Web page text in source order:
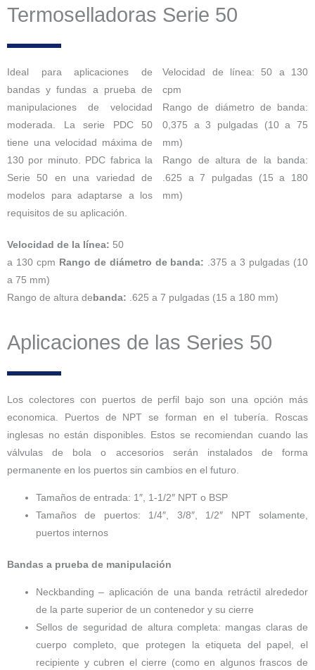
Termoselladoras Serie 50
Ideal para aplicaciones de
bandas y fundas a prueba de
manipulaciones de velocidad
moderada. La serie PDC 50
tiene una velocidad máxima de
130 por minuto. PDC fabrica la
Serie 50 en una variedad de
modelos para adaptarse a los
requisitos de su aplicación.
Velocidad de línea: 50 a 130
cpm
Rango de diámetro de banda:
0,375 a 3 pulgadas (10 a 75
mm)
Rango de altura de la banda:
.625 a 7 pulgadas (15 a 180
mm)
Velocidad de la línea: 50
a 130 cpm Rango de diámetro de banda: .375 a 3 pulgadas (10
a 75 mm)
Rango de altura debanda: .625 a 7 pulgadas (15 a 180 mm)
Aplicaciones de las Series 50
Los colectores con puertos de perfil bajo son una opción más
economica. Puertos de NPT se forman en el tubería. Roscas
inglesas no están disponibles. Estos se recomiendan cuando las
válvulas de bola o accesorios serán instalados de forma
permanente en los puertos sin cambios en el futuro.
Tamaños de entrada: 1″, 1-1/2″ NPT o BSP
Tamaños de puertos: 1/4″, 3/8″, 1/2″ NPT solamente,
puertos internos
Bandas a prueba de manipulación
Neckbanding – aplicación de una banda retráctil alrededor
de la parte superior de un contenedor y su cierre
Sellos de seguridad de altura completa: mangas claras de
cuerpo completo, que protegen la etiqueta del papel, el
recipiente y cubren el cierre (como en algunos frascos de